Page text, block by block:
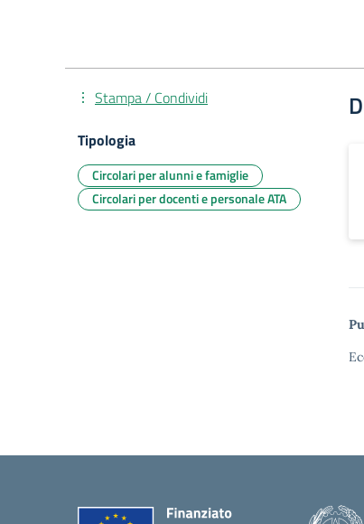
Stampa / Condividi
Tipologia
Circolari per alunni e famiglie
Circolari per docenti e personale ATA